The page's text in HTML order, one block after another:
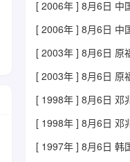
[ 1998年 ] 8月6日 邓
[ 1998年 ] 8月6日 邓